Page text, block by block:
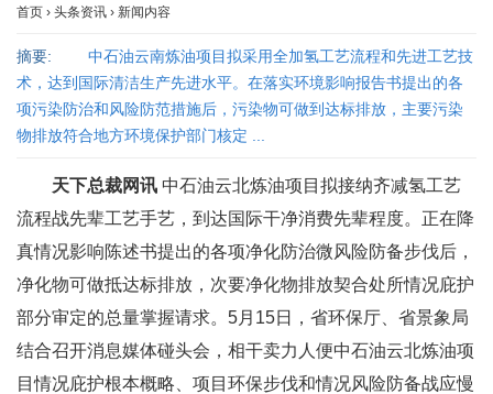
首页 › 头条资讯 › 新闻内容
摘要:
中石油云南炼油项目拟采用全加氢工艺流程和先进工艺技
术，达到国际清洁生产先进水平。在落实环境影响报告书提出的各
项污染防治和风险防范措施后，污染物可做到达标排放，主要污染
物排放符合地方环境保护部门核定 ...
天下总裁网讯 中石油云北炼油项目拟接纳齐减氢工艺
流程战先辈工艺手艺，到达国际干净消费先辈程度。正在降
真情况影响陈述书提出的各项净化防治微风险防备步伐后，
净化物可做抵达标排放，次要净化物排放契合处所情况庇护
部分审定的总量掌握请求。5月15日，省环保厅、省景象局
结合召开消息媒体碰头会，相干卖力人便中石油云北炼油项
目情况庇护根本概略、项目环保步伐和情况风险防备战应慢